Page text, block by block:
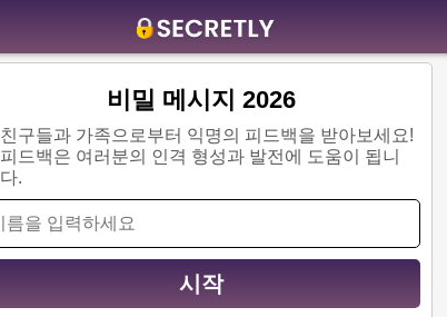
Contact us
About us
Social
Privacy
FAQ
비밀 메시지 2026
친구들과 가족으로부터 익명의 피드백을 받아보세요!
피드백은 여러분의 인격 형성과 발전에 도움이 됩니
다.
시작